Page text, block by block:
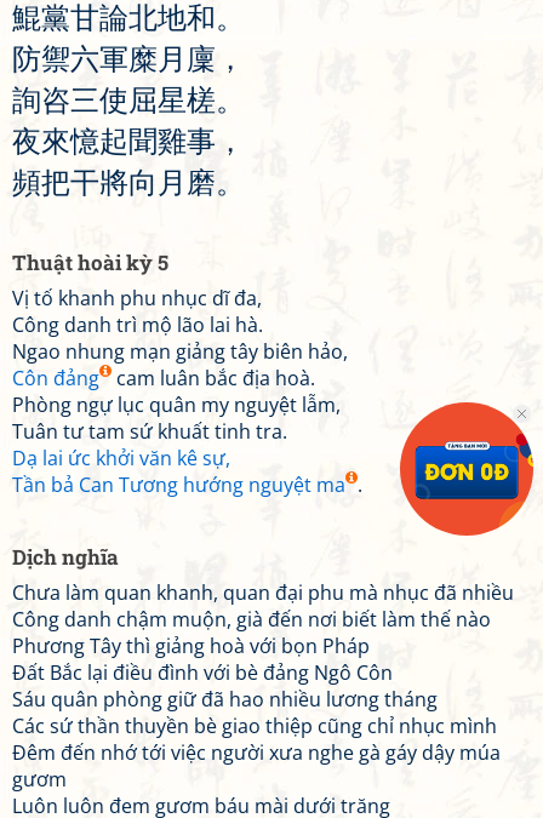
鯤黨甘論北地和。
防禦六軍糜 月 廩 ，
詢咨三使屈星槎。
夜來憶起聞雞事 ，
頻把干將向 月 磨。
Thuật hoài kỳ 5
Vị tố khanh phu nhục dĩ đa,
Công danh trì mộ lão lai hà.
Ngao nhung mạn giảng tây biên hảo,
Côn đảng
cam luân bắc địa hoà.
Phòng ngự lục quân my nguyệt lẫm,
Tuân tư tam sứ khuất tinh tra.
Dạ lai ức khởi văn kê sự,
Tần bả Can Tương hướng nguyệt ma .
Dịch nghĩa
Chưa làm quan khanh, quan đại phu mà nhục đã nhiều
Công danh chậm muộn, già đến nơi biết làm thế nào
Phương Tây thì giảng hoà với bọn Pháp
Đất Bắc lại điều đình với bè đảng Ngô Côn
Sáu quân phòng giữ đã hao nhiều lương tháng
Các sứ thần thuyền bè giao thiệp cũng chỉ nhục mình
Đêm đến nhớ tới việc người xưa nghe gà gáy dậy múa
gươm
Luôn luôn đem gươm báu mài dưới trăng